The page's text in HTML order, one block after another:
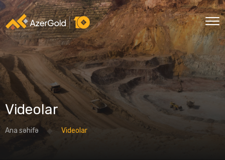
Videolar
Ana səhifə Videolar